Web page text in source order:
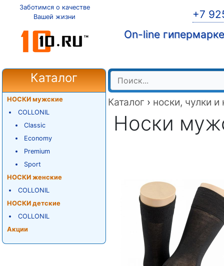
Заботимся о качестве
Вашей жизни
+7
On-line
Каталог
НОСКИ мужские
COLLONIL
Classic
Economy
Premium
Sport
НОСКИ женские
COLLONIL
НОСКИ детские
COLLONIL
Акции
Каталог › носки, чулки и
Носки